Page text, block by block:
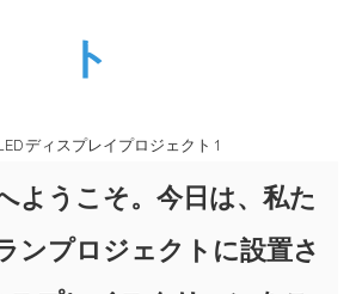
ト
ようこそ。今日は、私た
ンプロジェクトに設置さ